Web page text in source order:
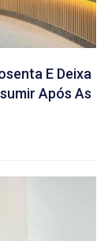
E Deixa
Após As